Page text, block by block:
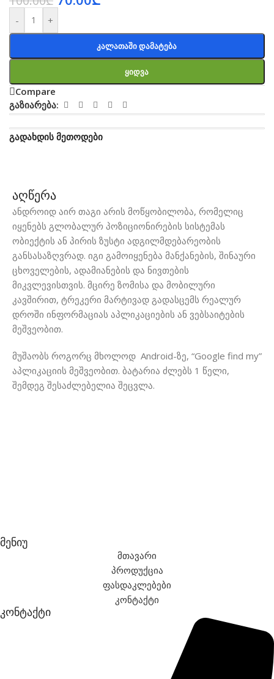
- +
Კალათაში Დამატება
Ყიდვა
Compare
გაზიარება:
გადახდის მეთოდები
აღწერა
ანდროიდ აირ თაგი არის მოწყობილობა, რომელიც
იყენებს გლობალურ პოზიციონირების სისტემას
ობიექტის ან პირის ზუსტი ადგილმდებარეობის
განსასაზღვრად. იგი გამოიყენება მანქანების, შინაური
ცხოველების, ადამიანების და ნივთების
მიკვლევისთვის. მცირე ზომისა და მობილური
კავშირით, ტრეკერი მარტივად გადასცემს რეალურ
დროში ინფორმაციას აპლიკაციების ან ვებსაიტების
მეშვეობით.
მუშაობს როგორც მხოლოდ Android-ზე, “Google find my”
აპლიკაციის მეშვეობით. ბატარია ძლებს 1 წელი,
შემდეგ შესაძლებელია შეცვლა.
მენიუ
მთავარი
პროდუქცია
ფასდაკლებები
კონტაქტი
კონტაქტი